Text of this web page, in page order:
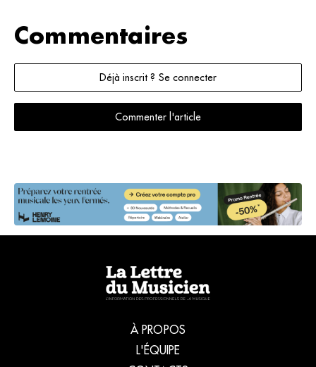
Commentaires
Déjà inscrit ? Se connecter
Commenter l'article
À PROPOS
L'ÉQUIPE